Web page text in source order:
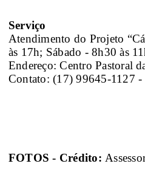
Serviço
Atendimento do Projeto
às 17h; Sábado - 8h30 às
Endereço: Centro Pastoral
Contato: (17) 99645-1127 -
FOTOS - Crédito: